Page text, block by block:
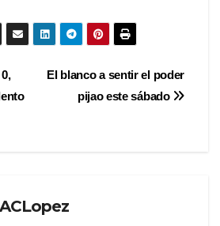
El blanco a sentir el poder
pijao este sábado
ACLopez